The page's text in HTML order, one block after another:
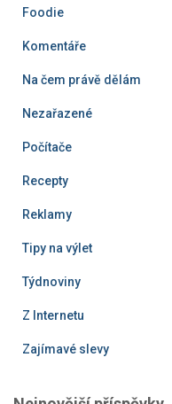
Foodie
Komentáře
Na čem právě dělám
Nezařazené
Počítače
Recepty
Reklamy
Tipy na výlet
Týdnoviny
Z Internetu
Zajímavé slevy